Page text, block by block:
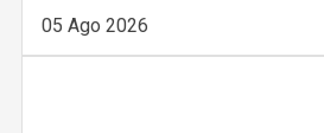
05 Ago 2026